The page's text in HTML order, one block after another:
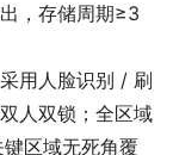
，存储周期≥3
用人脸识别 / 刷
人双锁；全区域
区域无死角覆